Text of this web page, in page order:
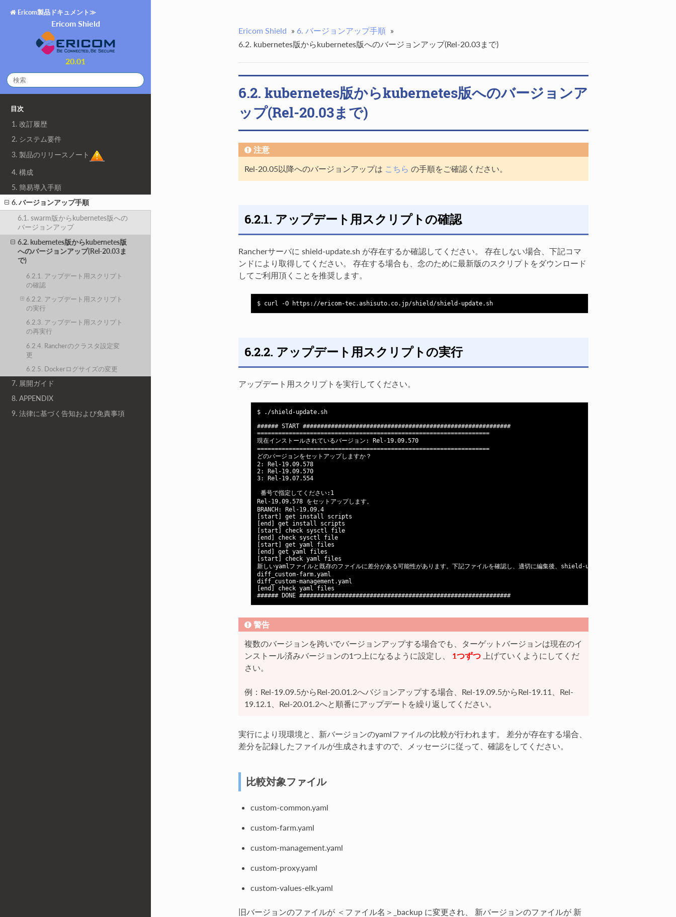
Ericom製品ドキュメント≫
Ericom Shield
20.01
目次
1. 改訂履歴
2. システム要件
3. 製品のリリースノート
4. 構成
5. 簡易導入手順
6. バージョンアップ手順
6.1. swarm版からkubernetes版への
バージョンアップ
6.2. kubernetes版からkubernetes版
へのバージョンアップ(Rel-20.03ま
で)
6.2.1. アップデート用スクリプト
の確認
6.2.2. アップデート用スクリプト
の実行
6.2.3. アップデート用スクリプト
の再実行
6.2.4. Rancherのクラスタ設定変
更
6.2.5. Dockerログサイズの変更
7. 展開ガイド
8. APPENDIX
9. 法律に基づく告知および免責事項
Ericom Shield » 6. バージョンアップ手順 »
6.2. kubernetes版からkubernetes版へのバージョンアップ(Rel-20.03まで)
6.2. kubernetes版からkubernetes版へのバージョンア
ップ(Rel-20.03まで)
注意
Rel-20.05以降へのバージョンアップは こちら の手順をご確認ください。
6.2.1. アップデート用スクリプトの確認
Rancherサーバに shield-update.sh が存在するか確認してください。 存在しない場合、下記コマ
ンドにより取得してください。 存在する場合も、念のために最新版のスクリプトをダウンロード
してご利用頂くことを推奨します。
$ curl -O https://ericom-tec.ashisuto.co.jp/shield/shield-update.sh
6.2.2. アップデート用スクリプトの実行
アップデート用スクリプトを実行してください。
$ ./shield-update.sh
###### START ###########################################################
==================================================================
現在インストールされているバージョン: Rel-19.09.570
==================================================================
どのバージョンをセットアップしますか？
2: Rel-19.09.578
2: Rel-19.09.570
3: Rel-19.07.554
番号で指定してください:1
Rel-19.09.578 をセットアップします。
BRANCH: Rel-19.09.4
[start] get install scripts
[end] get install scripts
[start] check sysctl file
[end] check sysctl file
[start] get yaml files
[end] get yaml files
[start] check yaml files
新しいyamlファイルと既存のファイルに差分がある可能性があります。下記ファイルを確認し、適切に編集後、shield-update.shを再実行してくださ
diff_custom-farm.yaml
diff_custom-management.yaml
[end] check yaml files
###### DONE ############################################################
警告
複数のバージョンを跨いでバージョンアップする場合でも、ターゲットバージョンは現在のイ
ンストール済みバージョンの1つ上になるように設定し、 1つずつ上げていくようにしてくだ
さい。
例：Rel-19.09.5からRel-20.01.2へバジョンアップする場合、Rel-19.09.5からRel-19.11、Rel-
19.12.1、Rel-20.01.2へと順番にアップデートを繰り返してください。
実行により現環境と、新バージョンのyamlファイルの比較が行われます。 差分が存在する場合、
差分を記録したファイルが生成されますので、メッセージに従って、確認をしてください。
比較対象ファイル
custom-common.yaml
custom-farm.yaml
custom-management.yaml
custom-proxy.yaml
custom-values-elk.yaml
旧バージョンのファイルが ＜ファイル名＞_backup に変更され、 新バージョンのファイルが 新